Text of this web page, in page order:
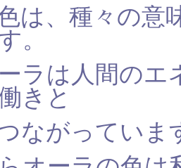
は、種々の意
。
ラは人間の
きと
ながっていま